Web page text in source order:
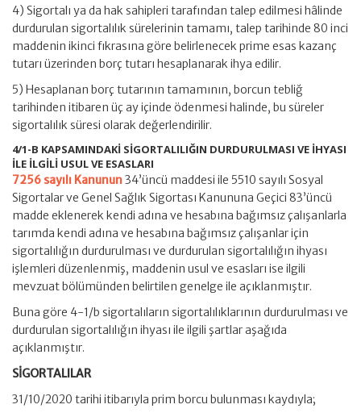
4) Sigortalı ya da hak sahipleri tarafından talep edilmesi hâlinde
durdurulan sigortalılık sürelerinin tamamı, talep tarihinde 80 inci
maddenin ikinci fıkrasına göre belirlenecek prime esas kazanç
tutarı üzerinden borç tutarı hesaplanarak ihya edilir.
5) Hesaplanan borç tutarının tamamının, borcun tebliğ
tarihinden itibaren üç ay içinde ödenmesi halinde, bu süreler
sigortalılık süresi olarak değerlendirilir.
4/1-B KAPSAMINDAKİ SİGORTALILIĞIN DURDURULMASI VE İHYASI
İLE İLGİLİ USUL VE ESASLARI
7256 sayılı Kanunun34’üncü maddesi ile 5510 sayılı Sosyal
Sigortalar ve Genel Sağlık Sigortası Kanununa Geçici 83’üncü
madde eklenerek kendi adına ve hesabına bağımsız çalışanlarla
tarımda kendi adına ve hesabına bağımsız çalışanlar için
sigortalılığın durdurulması ve durdurulan sigortalılığın ihyası
işlemleri düzenlenmiş, maddenin usul ve esasları ise ilgili
mevzuat bölümünden belirtilen genelge ile açıklanmıştır.
Buna göre 4-1/b sigortalıların sigortalılıklarının durdurulması ve
durdurulan sigortalılığın ihyası ile ilgili şartlar aşağıda
açıklanmıştır.
SİGORTALILAR
31/10/2020 tarihi itibarıyla prim borcu bulunması kaydıyla;